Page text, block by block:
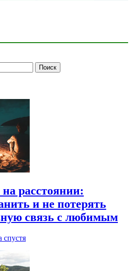
расстоянии:
и не потерять
связь с любимым
спустя